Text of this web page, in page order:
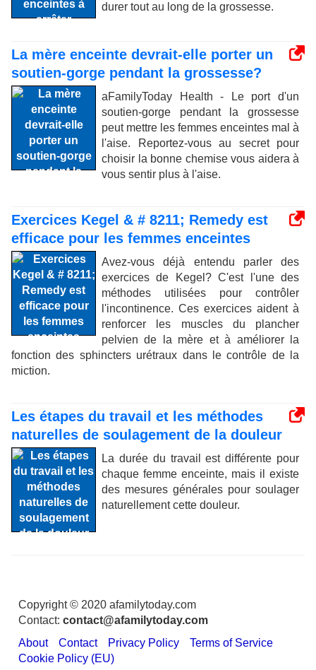
durer tout au long de la grossesse.
La mère enceinte devrait-elle porter un
soutien-gorge pendant la grossesse?
aFamilyToday Health - Le port d'un
soutien-gorge pendant la grossesse
peut mettre les femmes enceintes mal à
l'aise. Reportez-vous au secret pour
choisir la bonne chemise vous aidera à
vous sentir plus à l'aise.
Exercices Kegel & # 8211; Remedy est
efficace pour les femmes enceintes
Avez-vous déjà entendu parler des
exercices de Kegel? C'est l'une des
méthodes utilisées pour contrôler
l'incontinence. Ces exercices aident à
renforcer les muscles du plancher
pelvien de la mère et à améliorer la
fonction des sphincters urétraux dans le contrôle de la
miction.
Les étapes du travail et les méthodes
naturelles de soulagement de la douleur
La durée du travail est différente pour
chaque femme enceinte, mais il existe
des mesures générales pour soulager
naturellement cette douleur.
Copyright © 2020 afamilytoday.com
Contact: contact@afamilytoday.com
About
Contact Privacy Policy
Terms of Service
Cookie Policy (EU)